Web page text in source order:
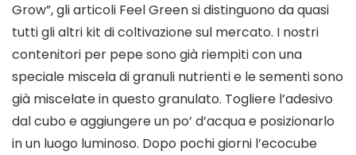
Grow”, gli articoli Feel Green si distinguono da quasi
tutti gli altri kit di coltivazione sul mercato. I nostri
contenitori per pepe sono già riempiti con una
speciale miscela di granuli nutrienti e le sementi sono
già miscelate in questo granulato. Togliere l’adesivo
dal cubo e aggiungere un po’ d’acqua e posizionarlo
in un luogo luminoso. Dopo pochi giorni l’ecocube